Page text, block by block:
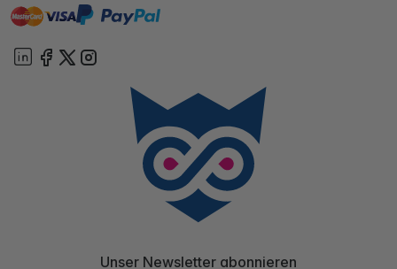
mastervisa paypal
Unser Newsletter abonnieren